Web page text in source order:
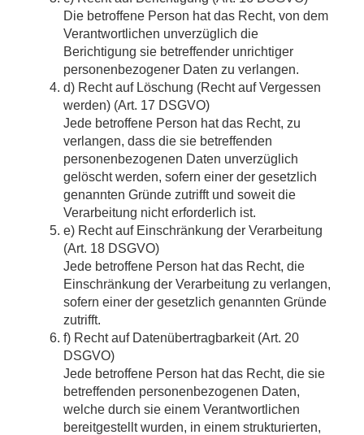
Die betroffene Person hat das Recht, von dem
Verantwortlichen unverzüglich die
Berichtigung sie betreffender unrichtiger
personenbezogener Daten zu verlangen.
d) Recht auf Löschung (Recht auf Vergessen
werden) (Art. 17 DSGVO)
Jede betroffene Person hat das Recht, zu
verlangen, dass die sie betreffenden
personenbezogenen Daten unverzüglich
gelöscht werden, sofern einer der gesetzlich
genannten Gründe zutrifft und soweit die
Verarbeitung nicht erforderlich ist.
e) Recht auf Einschränkung der Verarbeitung
(Art. 18 DSGVO)
Jede betroffene Person hat das Recht, die
Einschränkung der Verarbeitung zu verlangen,
sofern einer der gesetzlich genannten Gründe
zutrifft.
f) Recht auf Datenübertragbarkeit (Art. 20
DSGVO)
Jede betroffene Person hat das Recht, die sie
betreffenden personenbezogenen Daten,
welche durch sie einem Verantwortlichen
bereitgestellt wurden, in einem strukturierten,